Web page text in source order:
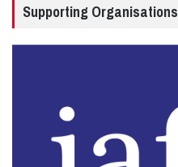
Supporting Organisations